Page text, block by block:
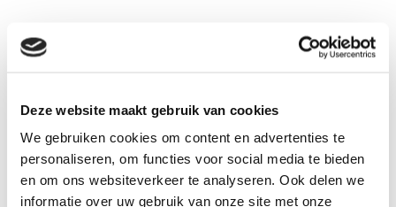
Deze website maakt gebruik van cookies
We gebruiken cookies om content en advertenties te
personaliseren, om functies voor social media te bieden
en om ons websiteverkeer te analyseren. Ook delen we
informatie over uw gebruik van onze site met onze
Hoe lang heb ik de tijd om mijn bestelling te
retourneren?
van de retournering, heeft u nog 5 werkdagen om de
bestelling te retourneren. Uiteraard raden wij aan om de
bestelling zo snel mogelijk retour te sturen om het proces te
versnellen.